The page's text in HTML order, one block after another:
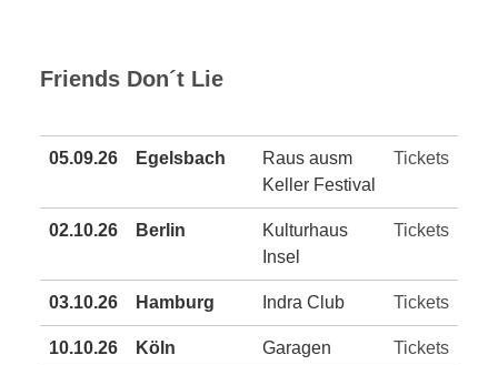
Friends Don´t Lie
05.09.26 Egelsbach
Raus ausm
Keller Festival
Tickets
02.10.26 Berlin
Kulturhaus
Insel
Tickets
03.10.26 Hamburg Indra Club Tickets
10.10.26 Köln Garagen Tickets